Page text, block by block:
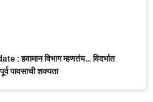
: हवामान विभाग म्हणतंय… विदर्भात
पावसाची शक्यता